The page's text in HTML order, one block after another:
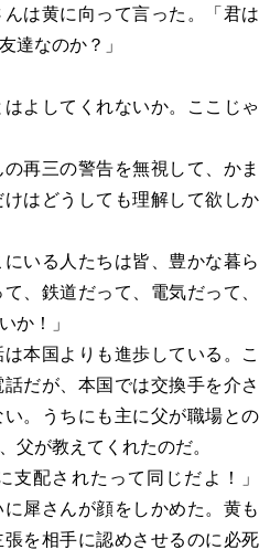
んは黄に向って言った。「君は
達なのか？」
はよしてくれないか。ここじゃ
再三の警告を無視して、かま
はどうしても理解して欲しか
にいる人たちは皆、豊かな暮ら
、鉄道だって、電気だって、
か！」
本国よりも進歩している。こ
だが、本国では交換手を介さ
。うちにも主に父が職場との
父が教えてくれたのだ。
支配されたって同じだよ！」
犀さんが顔をしかめた。黄も
を相手に認めさせるのに必死